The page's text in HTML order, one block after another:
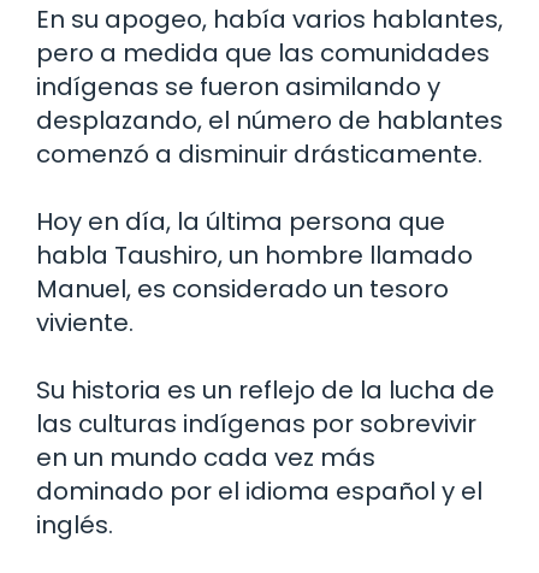
En su apogeo, había varios hablantes,
pero a medida que las comunidades
indígenas se fueron asimilando y
desplazando, el número de hablantes
comenzó a disminuir drásticamente.
Hoy en día, la última persona que
habla Taushiro, un hombre llamado
Manuel, es considerado un tesoro
viviente.
Su historia es un reflejo de la lucha de
las culturas indígenas por sobrevivir
en un mundo cada vez más
dominado por el idioma español y el
inglés.